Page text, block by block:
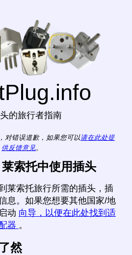
的旅行者指南
对错误道歉，如果您可以请在此处提
供反馈意见。
索托中使用插头
莱索托旅行所需的插头，插
息。如果您想要其他国家/地
动 向导，以便在此处找到适
器 。
然